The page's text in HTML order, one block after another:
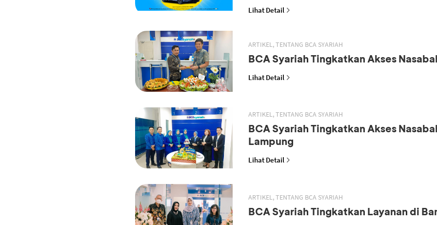
Lihat Detail
ARTIKEL, TENTANG BCA SYARIAH
BCA Syariah Tingkatkan Akses
Lihat Detail
ARTIKEL, TENTANG BCA SYARIAH
BCA Syariah Tingkatkan Akses
Lampung
Lihat Detail
ARTIKEL, TENTANG BCA SYARIAH
BCA Syariah Tingkatkan Layanan di